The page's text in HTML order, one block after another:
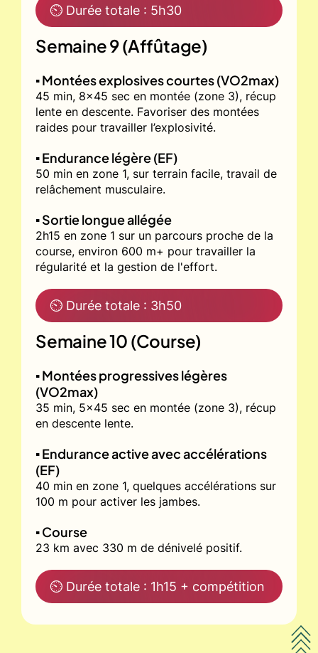
⏲ Durée totale : 5h30
Semaine 9 (Affûtage)
▪️ Montées explosives courtes (VO2max)
45 min, 8x45 sec en montée (zone 3), récup
lente en descente. Favoriser des montées
raides pour travailler l’explosivité.
▪️ Endurance légère (EF)
50 min en zone 1, sur terrain facile, travail de
relâchement musculaire.
▪️ Sortie longue allégée
2h15 en zone 1 sur un parcours proche de la
course, environ 600 m+ pour travailler la
régularité et la gestion de l'effort.
⏲ Durée totale : 3h50
Semaine 10 (Course)
▪️ Montées progressives légères
(VO2max)
35 min, 5x45 sec en montée (zone 3), récup
en descente lente.
▪️ Endurance active avec accélérations
(EF)
40 min en zone 1, quelques accélérations sur
100 m pour activer les jambes.
▪️ Course
23 km avec 330 m de dénivelé positif.
⏲ Durée totale : 1h15 + compétition